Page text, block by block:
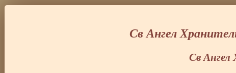
Св Ангел
Св Ангел